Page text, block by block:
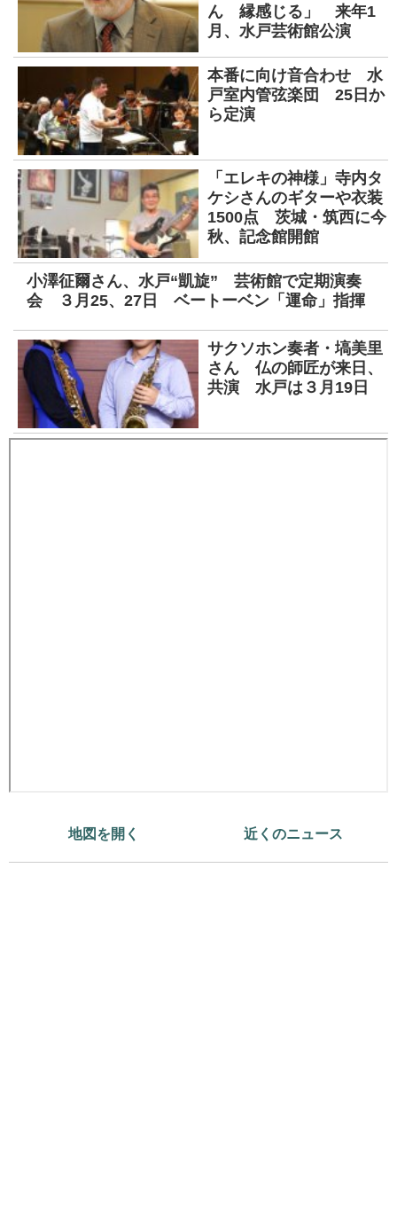
ん 縁感じる」 来年1
月、水戸芸術館公演
本番に向け音合わせ 水
戸室内管弦楽団 25日か
ら定演
「エレキの神様」寺内タ
ケシさんのギターや衣装
1500点 茨城・筑西に今
秋、記念館開館
小澤征爾さん、水戸“凱旋” 芸術館で定期演奏
会 ３月25、27日 ベートーベン「運命」指揮
サクソホン奏者・塙美里
さん 仏の師匠が来日、
共演 水戸は３月19日
地図を開く 近くのニュース